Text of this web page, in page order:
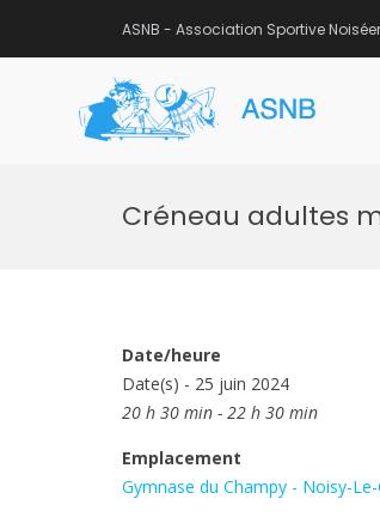
ASNB - Association Sportive
Créneau adultes
Date/heure
Date(s) - 25 juin 2024
20 h 30 min - 22 h 30 min
Emplacement
Gymnase du Champy - Noisy-